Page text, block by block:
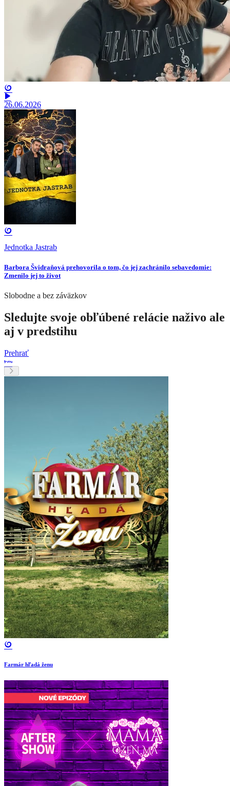
26.06.2026
Jednotka Jastrab
Barbora Švidraňová prehovorila o tom, čo jej zachránilo sebavedomie:
Zmenilo jej to život
Slobodne a bez záväzkov
Sledujte svoje obľúbené relácie naživo ale
aj v predstihu
Prehrať
Farmár hľadá ženu